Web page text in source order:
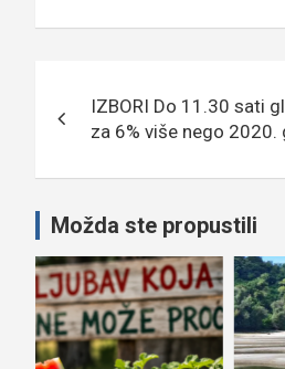
objava
IZBORI Do 11.30 sati
za 6% više nego 2020.
Možda ste propustili